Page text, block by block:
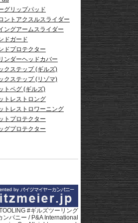
グリップパッド
ントアクスルスライダー
ングアームスライダー
ドガード
ドプロテクター
ンダーヘッドカバー
クステップ (ギルズ)
クステップ (リゾマ)
トペグ (ギルズ)
トレストロング
トレストロワーニング
トプロテクター
グプロテクター
#ギルズツーリング
ンパニー / P&A International